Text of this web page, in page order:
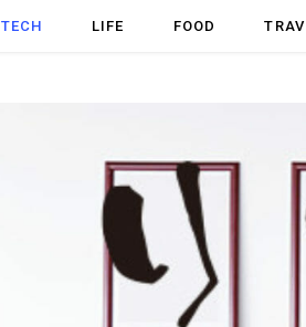
TECH LIFE FOOD